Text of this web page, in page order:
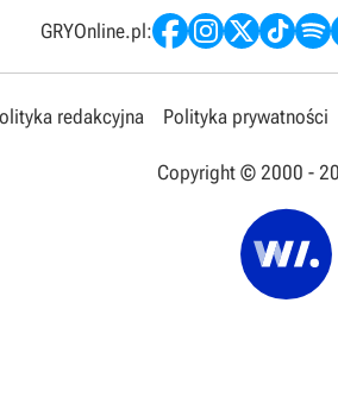
GRYOnline.pl:
redakcyjna Polityka prywatności
Copyright © 2000 -